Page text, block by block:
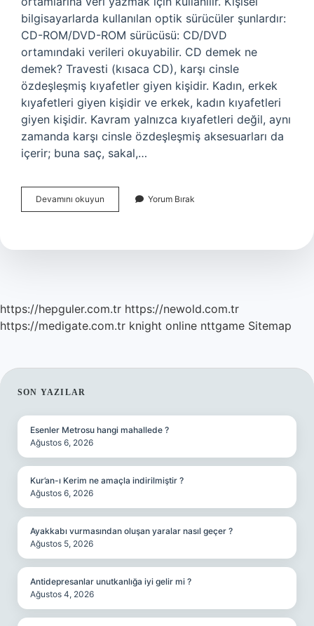
bilgisayarlarda kullanılan optik sürücüler şunlardır:
CD-ROM/DVD-ROM sürücüsü: CD/DVD
ortamındaki verileri okuyabilir. CD demek ne
demek? Travesti (kısaca CD), karşı cinsle
özdeşleşmiş kıyafetler giyen kişidir. Kadın, erkek
kıyafetleri giyen kişidir ve erkek, kadın kıyafetleri
giyen kişidir. Kavram yalnızca kıyafetleri değil, aynı
zamanda karşı cinsle özdeşleşmiş aksesuarları da
içerir; buna saç, sakal,…
Devamını okuyun
Nedir
Yarar
Yorum Bırak
https://hepguler.com.tr https://newold.com.tr
https://medigate.com.tr knight online nttgame Sitemap
SIDEBAR
SON YAZILAR
Esenler Metrosu hangi mahallede ?
Ağustos 6, 2026
Kur’an-ı Kerim ne amaçla indirilmiştir ?
Ağustos 6, 2026
Ayakkabı vurmasından oluşan yaralar nasıl geçer ?
Ağustos 5, 2026
Antidepresanlar unutkanlığa iyi gelir mi ?
Ağustos 4, 2026